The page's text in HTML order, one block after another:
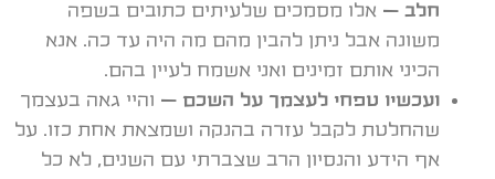
חלב – אלו מסמכים שלעיתים כתובים בשפה
משונה אבל ניתן להבין מהם מה היה עד כה. אנא
הכיני אותם זמינים ואני אשמח לעיין בהם.
ועכשיו טפחי לעצמך על השכם – והיי גאה בעצמך
שהחלטת לקבל עזרה בהנקה ושמצאת אחת כזו. על
אף הידע והנסיון הרב שצברתי עם השנים, לא כל